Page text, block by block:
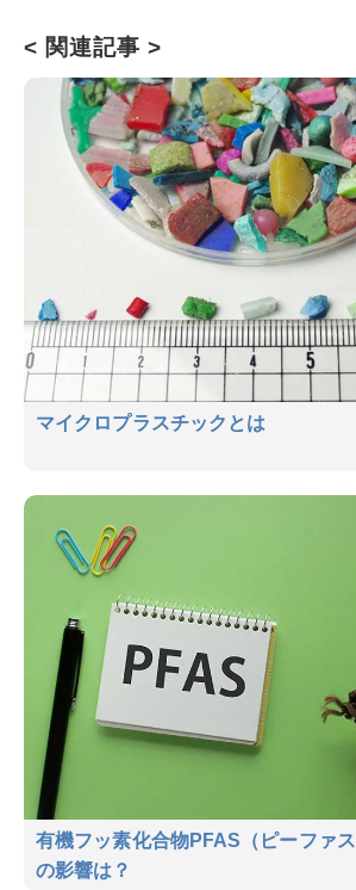
< 関連記事 >
マイクロプラスチックとは
有機フッ素化合物PFAS（ピーファ
の影響は？